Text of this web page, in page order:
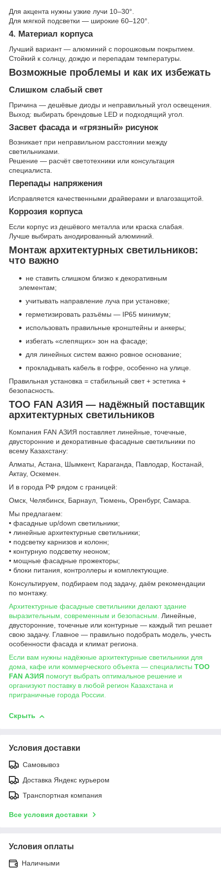
Для акцента нужны узкие лучи 10–30°.
Для мягкой подсветки — широкие 60–120°.
4. Материал корпуса
Лучший вариант — алюминий с порошковым покрытием.
Стойкий к солнцу, дождю и перепадам температуры.
Возможные проблемы и как их избежать
Слишком слабый свет
Причина — дешёвые диоды и неправильный угол освещения.
Выход: выбирать брендовые LED и подходящий угол.
Засвет фасада и «грязный» рисунок
Возникает при неправильном расстоянии между
светильниками.
Решение — расчёт светотехники или консультация
специалиста.
Перепады напряжения
Исправляется качественными драйверами и влагозащитой.
Коррозия корпуса
Если корпус из дешёвого металла или краска слабая.
Лучше выбирать анодированный алюминий.
Монтаж архитектурных светильников:
что важно
не ставить слишком близко к декоративным
элементам;
учитывать направление луча при установке;
герметизировать разъёмы — IP65 минимум;
использовать правильные кронштейны и анкеры;
избегать «слепящих» зон на фасаде;
для линейных систем важно ровное основание;
прокладывать кабель в гофре, особенно на улице.
Правильная установка = стабильный свет + эстетика +
безопасность.
ТОО FAN АЗИЯ — надёжный поставщик
архитектурных светильников
Компания FAN АЗИЯ поставляет линейные, точечные,
двусторонние и декоративные фасадные светильники по
всему Казахстану:
Алматы, Астана, Шымкент, Караганда, Павлодар, Костанай,
Актау, Оскемен.
И в города РФ рядом с границей:
Омск, Челябинск, Барнаул, Тюмень, Оренбург, Самара.
Мы предлагаем:
• фасадные up/down светильники;
• линейные архитектурные светильники;
• подсветку карнизов и колонн;
• контурную подсветку неоном;
• мощные фасадные прожекторы;
• блоки питания, контроллеры и комплектующие.
Консультируем, подбираем под задачу, даём рекомендации
по монтажу.
Архитектурные фасадные светильники делают здание
выразительным, современным и безопасным.
Линейные,
двусторонние, точечные или контурные — каждый тип решает
свою задачу. Главное — правильно подобрать модель, учесть
особенности фасада и климат региона.
Если вам нужны надёжные архитектурные светильники для
дома, кафе или коммерческого объекта — специалисты ТОО
FAN АЗИЯ помогут выбрать оптимальное решение и
организуют поставку в любой регион Казахстана и
приграничные города России.
Скрыть
Условия доставки
Самовывоз
Доставка Яндекс курьером
Транспортная компания
Все условия доставки
Условия оплаты
Наличными